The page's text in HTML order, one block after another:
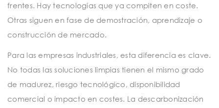
frentes. Hay tecnologías que ya compiten en coste.
Otras siguen en fase de demostración, aprendizaje o
construcción de mercado.
Para las empresas industriales, esta diferencia es clave.
No todas las soluciones limpias tienen el mismo grado
de madurez, riesgo tecnológico, disponibilidad
comercial o impacto en costes. La descarbonización